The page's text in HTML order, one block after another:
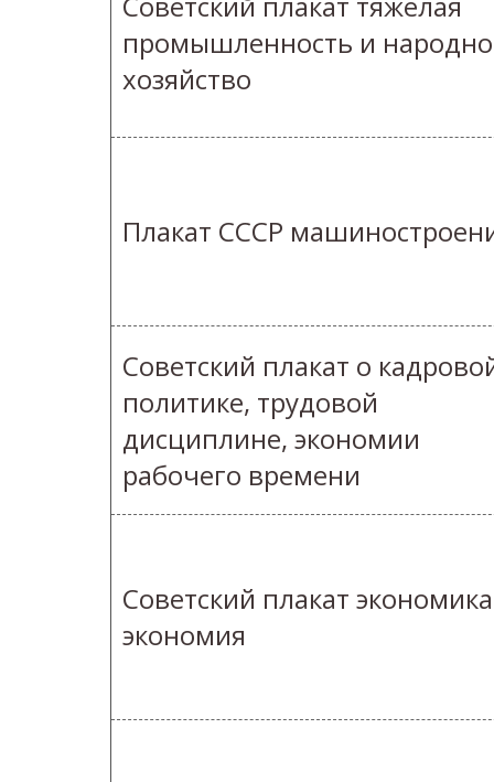
промышленность и
хозяйство
Плакат СССР
Советский плакат о
политике, трудовой
дисциплине, экономии
рабочего времени
Советский плакат
экономия